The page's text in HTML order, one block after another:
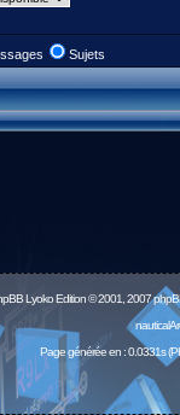
Sujets
Lyoko Edition © 2001, 2007
Page générée en : 0.0331s